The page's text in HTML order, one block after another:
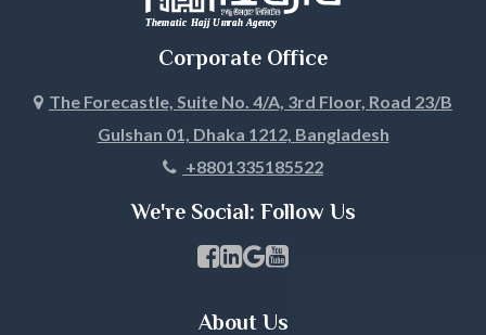
Jhenaidah
Khagrachari
Corporate Office
The Forecastle, Suite No. 4/A, 3rd Floor, Road 23/B
Gulshan 01, Dhaka 1212, Bangladesh
+8801335185522
We're Social: Follow Us
Facebook Page Link
linkedin Page Link
GBP Profile Link
Youtube Channel Link
About Us